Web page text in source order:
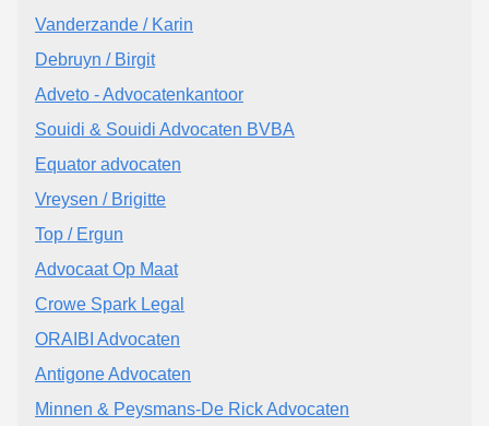
Vanderzande / Karin
Debruyn / Birgit
Adveto - Advocatenkantoor
Souidi & Souidi Advocaten BVBA
Equator advocaten
Vreysen / Brigitte
Top / Ergun
Advocaat Op Maat
Crowe Spark Legal
ORAIBI Advocaten
Antigone Advocaten
Minnen & Peysmans-De Rick Advocaten